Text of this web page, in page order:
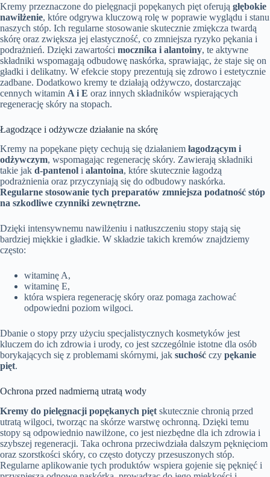
Kremy przeznaczone do pielęgnacji popękanych pięt oferują głębokie
nawilżenie, które odgrywa kluczową rolę w poprawie wyglądu i stanu
naszych stóp. Ich regularne stosowanie skutecznie zmiękcza twardą
skórę oraz zwiększa jej elastyczność, co zmniejsza ryzyko pękania i
podrażnień. Dzięki zawartości mocznika i alantoiny, te aktywne
składniki wspomagają odbudowę naskórka, sprawiając, że staje się on
gładki i delikatny. W efekcie stopy prezentują się zdrowo i estetycznie
zadbane. Dodatkowo kremy te działają odżywczo, dostarczając
cennych witamin A i E oraz innych składników wspierających
regenerację skóry na stopach.
Łagodzące i odżywcze działanie na skórę
Kremy na popękane pięty cechują się działaniem łagodzącym i
odżywczym, wspomagając regenerację skóry. Zawierają składniki
takie jak d-pantenol i alantoina, które skutecznie łagodzą
podrażnienia oraz przyczyniają się do odbudowy naskórka.
Regularne stosowanie tych preparatów zmniejsza podatność stóp
na szkodliwe czynniki zewnętrzne.
Dzięki intensywnemu nawilżeniu i natłuszczeniu stopy stają się
bardziej miękkie i gładkie. W składzie takich kremów znajdziemy
często:
witaminę A,
witaminę E,
która wspiera regenerację skóry oraz pomaga zachować
odpowiedni poziom wilgoci.
Dbanie o stopy przy użyciu specjalistycznych kosmetyków jest
kluczem do ich zdrowia i urody, co jest szczególnie istotne dla osób
borykających się z problemami skórnymi, jak suchość czy pękanie
pięt.
Ochrona przed nadmierną utratą wody
Kremy do pielęgnacji popękanych pięt skutecznie chronią przed
utratą wilgoci, tworząc na skórze warstwę ochronną. Dzięki temu
stopy są odpowiednio nawilżone, co jest niezbędne dla ich zdrowia i
szybszej regeneracji. Taka ochrona przeciwdziała dalszym pęknięciom
oraz szorstkości skóry, co często dotyczy przesuszonych stóp.
Regularne aplikowanie tych produktów wspiera gojenie się pęknięć i